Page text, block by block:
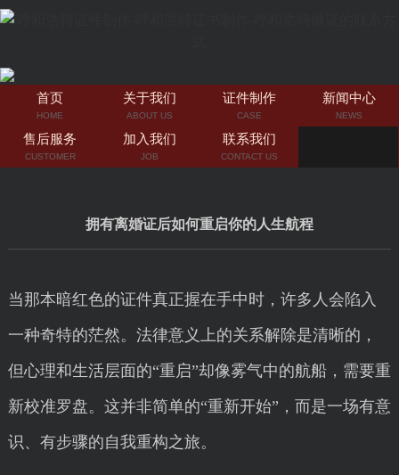
首页
HOME
关于我们
ABOUT US
证件制作
CASE
新闻中心
NEWS
售后服务
CUSTOMER
加入我们
JOB
联系我们
CONTACT US
拥有离婚证后如何重启你的人生航程
当那本暗红色的证件真正握在手中时，许多人会陷入
一种奇特的茫然。法律意义上的关系解除是清晰的，
但心理和生活层面的“重启”却像雾气中的航船，需要重
新校准罗盘。这并非简单的“重新开始”，而是一场有意
识、有步骤的自我重构之旅。